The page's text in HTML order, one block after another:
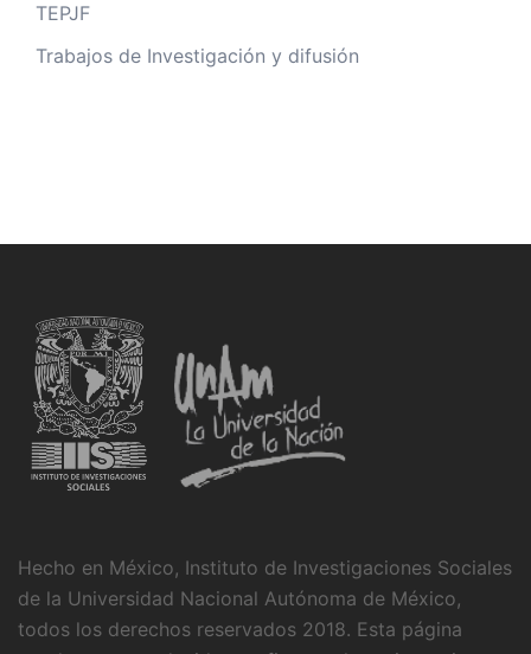
TEPJF
Trabajos de Investigación y difusión
Hecho en México, Instituto de Investigaciones Sociales
de la Universidad Nacional Autónoma de México,
todos los derechos reservados 2018. Esta página